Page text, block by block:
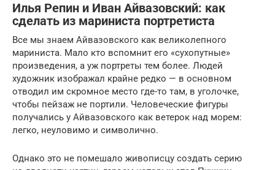
Илья Репин и Иван Айвазовский: как
сделать из мариниста портретиста
Все мы знаем Айвазовского как великолепного
мариниста. Мало кто вспомнит его «сухопутные»
произведения, а уж портреты тем более. Людей
художник изображал крайне редко — в основном
отводил им скромное место где-то там, в уголочке,
чтобы пейзаж не портили. Человеческие фигуры
получались у Айвазовского как ветерок над морем:
легко, неуловимо и символично.
Однако это не помешало живописцу создать серию